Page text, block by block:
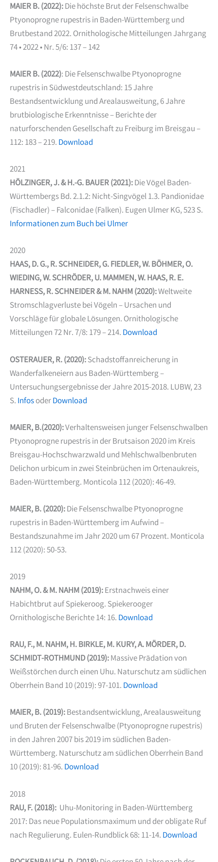
MAIER B. (2022):Die höchste Brut der Felsenschwalbe
Ptyonoprogne rupestris in Baden-Württemberg und
Brutbestand 2022. Ornithologische Mitteilungen Jahrgang
74 • 2022 • Nr. 5/6: 137 – 142
MAIER B. (2022): Die Felsenschwalbe Ptyonoprogne
rupestris in Südwestdeutschland: 15 Jahre
Bestandsentwicklung und Arealausweitung, 6 Jahre
brutbiologische Erkenntnisse – Berichte der
naturforschenden Gesellschaft zu Freiburg im Breisgau –
112: 183 – 219. Download
2021
HÖLZINGER, J. & H.-G. BAUER (2021):Die Vögel Baden-
Württembergs Bd. 2.1.2: Nicht-Singvögel 1.3. Pandionidae
(Fischadler) – Falconidae (Falken). Eugen Ulmer KG, 523 S.
Informationen zum Buch bei Ulmer
2020
HAAS, D. G., R. SCHNEIDER, G. FIEDLER, W. BÖHMER, O.
WIEDING, W. SCHRÖDER, U. MAMMEN, W. HAAS, R. E.
HARNESS, R. SCHNEIDER & M. NAHM (2020):Weltweite
Stromschlagverluste bei Vögeln – Ursachen und
Vorschläge für globale Lösungen. Ornithologische
Mitteilungen 72 Nr. 7/8: 179 – 214. Download
OSTERAUER, R. (2020):Schadstoffanreicherung in
Wanderfalkeneiern aus Baden-Württemberg –
Untersuchungsergebnisse der Jahre 2015-2018. LUBW, 23
S. InfosoderDownload
MAIER, B.(2020):Verhaltensweisen junger Felsenschwalben
Ptyonoprogne rupestris in der Brutsaison 2020 im Kreis
Breisgau-Hochschwarzwald und Mehlschwalbenbruten
Delichon urbicum in zwei Steinbrüchen im Ortenaukreis,
Baden-Württemberg. Monticola 112 (2020): 46-49.
MAIER, B. (2020):Die Felsenschwalbe Ptyonoprogne
rupestris in Baden-Württemberg im Aufwind –
Bestandszunahme im Jahr 2020 um 67 Prozent. Monticola
112 (2020): 50-53.
2019
NAHM, O. & M. NAHM (2019):Erstnachweis einer
Habichtbrut auf Spiekeroog. Spiekerooger
Ornithologische Berichte 14: 16. Download
RAU, F., M. NAHM, H. BIRKLE, M. KURY, A. MÖRDER, D.
SCHMIDT-ROTHMUND (2019):Massive Prädation von
Weißstörchen durch einen Uhu. Naturschutz am südlichen
Oberrhein Band 10 (2019): 97-101. Download
MAIER, B. (2019):Bestandsentwicklung, Arealausweitung
und Bruten der Felsenschwalbe (Ptyonoprogne rupestris)
in den Jahren 2007 bis 2019 im südlichen Baden-
Württemberg. Naturschutz am südlichen Oberrhein Band
10 (2019): 81-96. Download
2018
RAU, F. (2018): Uhu-Monitoring in Baden-Württemberg
2017: Das neue Populationsmaximum und der obligate Ruf
nach Regulierung. Eulen-Rundblick 68: 11-14. Download